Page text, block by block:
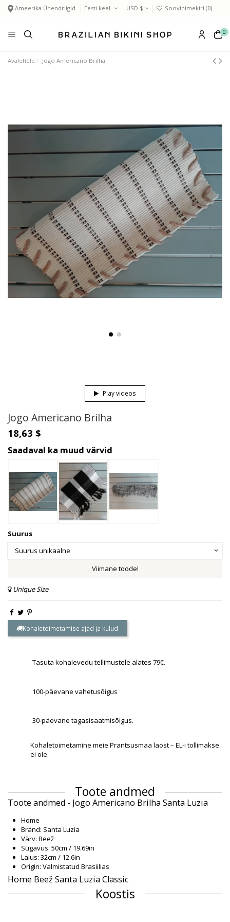
Ameerika Ühendriigid Eesti keel USD $ Soovinimekiri (0)
0
Avalehele Jogo Americano Brilha
Play videos
Jogo Americano Brilha
18,63 $
Saadaval ka muud värvid
Suurus
Viimane toode!
Unique Size
Kohaletoimetamise ajad ja kulud
Tasuta kohalevedu tellimustele alates 79€.
100-päevane vahetusõigus
30-päevane tagasisaatmisõigus.
Kohaletoimetamine meie Prantsusmaa laost – EL-i tollimakse
ei ole.
Toote andmed
Toote andmed - Jogo Americano Brilha Santa Luzia
Home
Bränd: Santa Luzia
Värv: Beež
Sügavus: 50cm / 19.69in
Laius: 32cm / 12.6in
Origin: Valmistatud Brasiilias
Home Beež Santa Luzia Classic
Koostis